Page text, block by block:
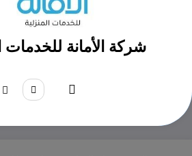
شركة الأمانة للخدمات